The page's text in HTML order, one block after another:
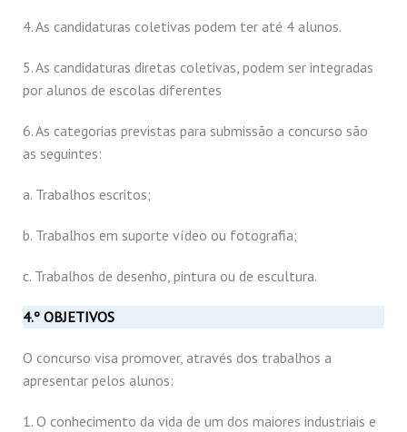
4. As candidaturas coletivas podem ter até 4 alunos.
5. As candidaturas diretas coletivas, podem ser integradas
por alunos de escolas diferentes
6. As categorias previstas para submissão a concurso são
as seguintes:
a. Trabalhos escritos;
b. Trabalhos em suporte vídeo ou fotografia;
c. Trabalhos de desenho, pintura ou de escultura.
4.º OBJETIVOS
O concurso visa promover, através dos trabalhos a
apresentar pelos alunos:
1. O conhecimento da vida de um dos maiores industriais e